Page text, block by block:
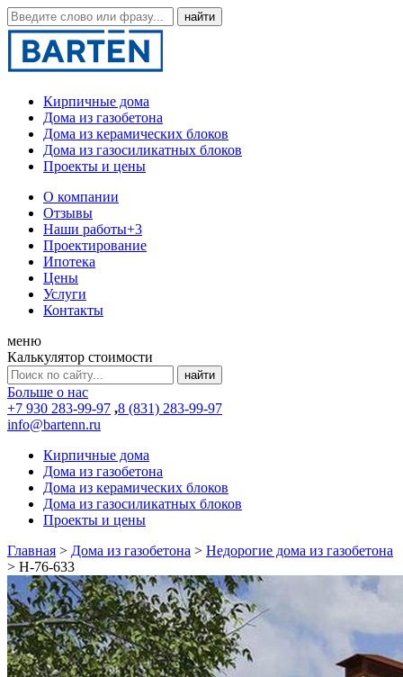
Кирпичные дома
Дома из газобетона
Дома из керамических блоков
Дома из газосиликатных блоков
Проекты и цены
О компании
Отзывы
Наши работы+3
Проектирование
Ипотека
Цены
Услуги
Контакты
меню
Калькулятор стоимости
Больше о нас
+7 930 283-99-97 ,8 (831) 283-99-97
info@bartenn.ru
Кирпичные дома
Дома из газобетона
Дома из керамических блоков
Дома из газосиликатных блоков
Проекты и цены
Главная > Дома из газобетона > Недорогие дома из газобетона
> Н-76-633